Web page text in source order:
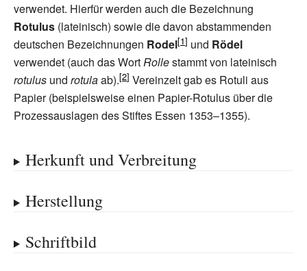
verwendet. Hierfür werden auch die Bezeichnung
Rotulus (lateinisch) sowie die davon abstammenden
deutschen Bezeichnungen Rodel und Rödel
verwendet (auch das WortRollestammt von lateinisch
rotulus und rotulaab).
Vereinzelt gab es Rotuli aus
Papier (beispielsweise einen Papier-Rotulus über die
Prozessauslagen des Stiftes Essen 1353–1355).
Herkunft und Verbreitung
Herstellung
Schriftbild